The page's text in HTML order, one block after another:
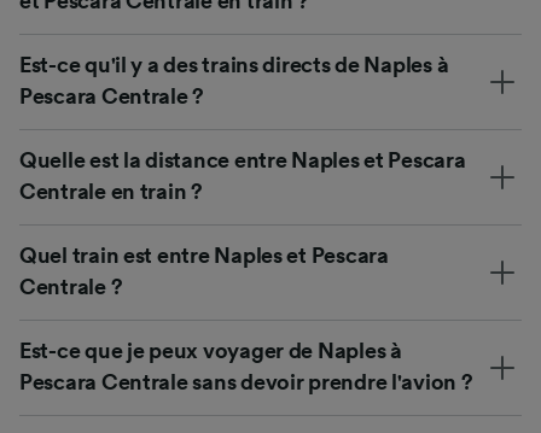
Est-ce qu'il y a des trains directs de Naples à
Pescara Centrale ?
Quelle est la distance entre Naples et Pescara
Centrale en train ?
Quel train est entre Naples et Pescara
Centrale ?
Est-ce que je peux voyager de Naples à
Pescara Centrale sans devoir prendre l'avion ?